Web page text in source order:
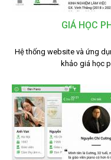
GIÁ HỌC
Hệ thống website và ứng
khảo giá học